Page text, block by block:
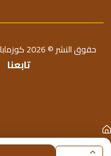
حقوق النشر © 2026 كوزماباي. جميع الحقوق محفوظة
تابعنا
الرئيسية